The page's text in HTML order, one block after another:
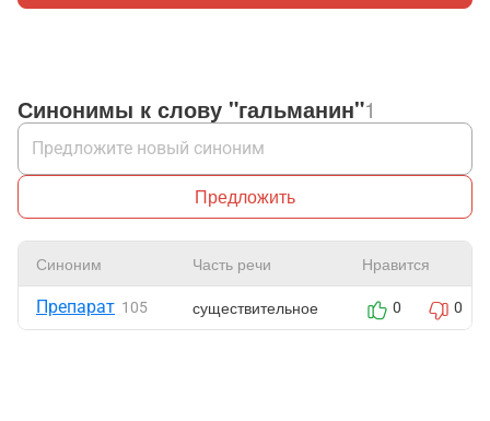
Синонимы к слову "гальманин"1
Предложить
Синоним Часть речи Нравится
Препарат 105 существительное 0 0